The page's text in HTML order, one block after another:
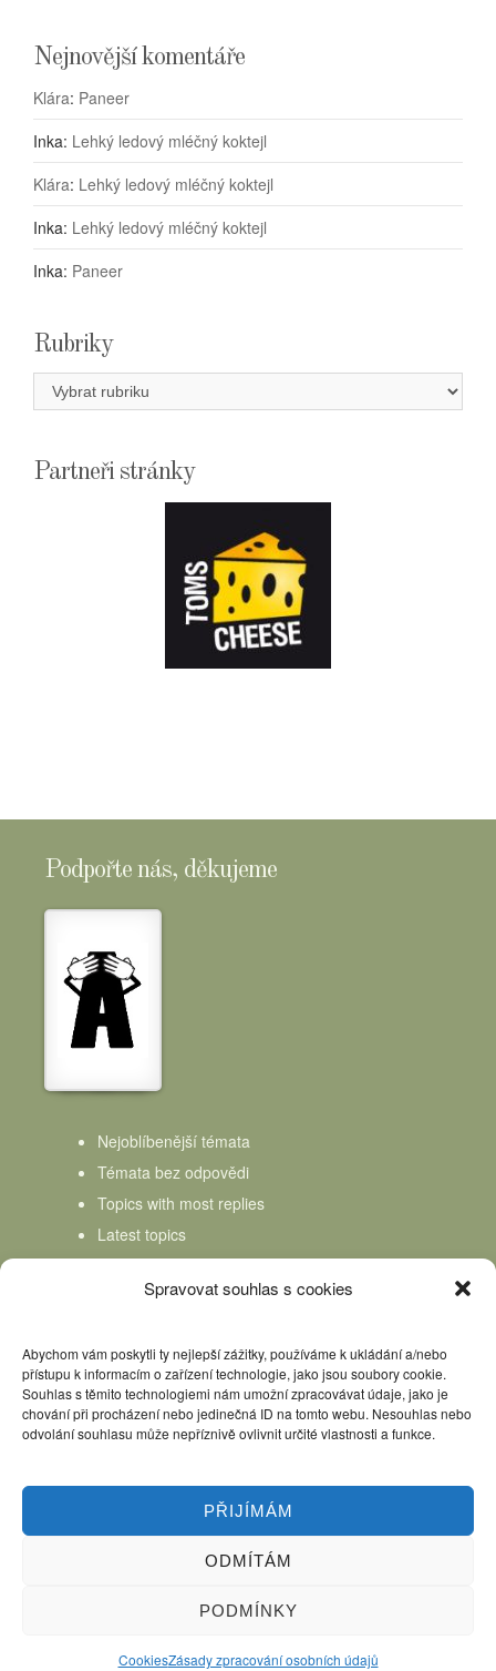
Spravovat souhlas s cookies
Abychom vám poskytli ty nejlepší zážitky, používáme k ukládání a/nebo
přístupu k informacím o zařízení technologie, jako jsou soubory cookie.
Souhlas s těmito technologiemi nám umožní zpracovávat údaje, jako je
chování při procházení nebo jedinečná ID na tomto webu. Nesouhlas nebo
odvolání souhlasu může nepříznivě ovlivnit určité vlastnosti a funkce.
PŘIJÍMÁM
ODMÍTÁM
PODMÍNKY
CookiesZásady zpracování osobních údajů
Nejnovější komentáře
Klára: Paneer
Inka: Lehký ledový mléčný koktejl
Klára: Lehký ledový mléčný koktejl
Inka: Lehký ledový mléčný koktejl
Inka: Paneer
Rubriky
Rubriky
Partneři stránky
Podpořte nás, děkujeme
Nejoblíbenější témata
Témata bez odpovědi
Topics with most replies
Latest topics
Topics Freshness
Kniha Domácí mlékař Nápověda